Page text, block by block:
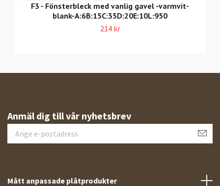
F3 - Fönsterbleck med vanlig gavel -varmvit-
blank-A:6B:15C:35D:20E:10L:950
214 kr
Anmäl dig till vår nyhetsbrev
Mått anpassade plåtprodukter